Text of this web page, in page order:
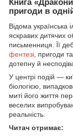
Книга
пригоди в одній
Відома українська
яскравих дитячих
письменниця. Її
фентезі , пригоди
дотепну й
У центрі подій —
біологією,
миті його життя
веселих
реальність.
Читач отримає: